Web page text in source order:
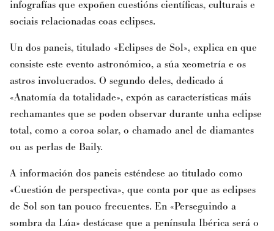
infografías que expoñen cuestións científicas, culturais e
sociais relacionadas coas eclipses.
Un dos paneis, titulado «Eclipses de Sol», explica en que
consiste este evento astronómico, a súa xeometría e os
astros involucrados. O segundo deles, dedicado á
«Anatomía da totalidade», expón as características máis
rechamantes que se poden observar durante unha eclipse
total, como a coroa solar, o chamado anel de diamantes
ou as perlas de Baily.
A información dos paneis esténdese ao titulado como
«Cuestión de perspectiva», que conta por que as eclipses
de Sol son tan pouco frecuentes. En «Perseguindo a
sombra da Lúa» destácase que a península Ibérica será o